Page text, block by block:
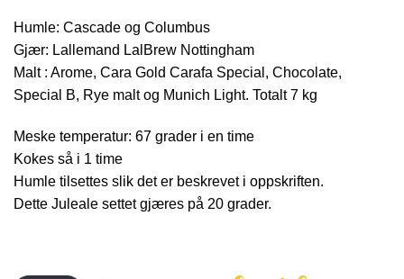
Humle: Cascade og Columbus
Gjær: Lallemand LalBrew Nottingham
Malt : Arome, Cara Gold Carafa Special, Chocolate,
Special B, Rye malt og Munich Light. Totalt 7 kg
Meske temperatur: 67 grader i en time
Kokes så i 1 time
Humle tilsettes slik det er beskrevet i oppskriften.
Dette Juleale settet gjæres på 20 grader.